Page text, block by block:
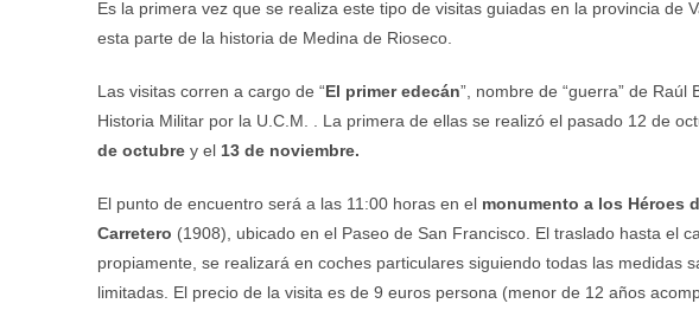
Es la primera vez que se realiza este tipo de visitas guiadas en la provincia de
esta parte de la historia de Medina de Rioseco.
Las visitas corren a cargo de “El primer edecán”, nombre de “guerra” de
Historia Militar por la U.C.M. . La primera de ellas se realizó el pasado 12 de
de octubre y el 13 de noviembre.
El punto de encuentro será a las 11:00 horas en el monumento a los Héroes
Carretero (1908), ubicado en el Paseo de San Francisco. El traslado hasta el
propiamente, se realizará en coches particulares siguiendo todas las medidas
limitadas. El precio de la visita es de 9 euros persona (menor de 12 años